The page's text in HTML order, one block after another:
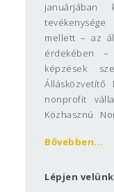
mellett – az
érdekében –
képzések
Állásközvetítő
nonprofit
Közhasznú
Bővebben...
Lépjen